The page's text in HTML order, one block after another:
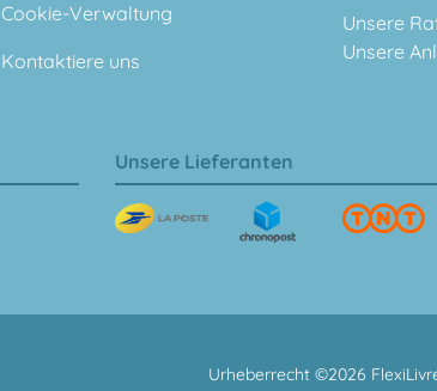
Cookie-Verwaltung
Kontaktiere uns
Unsere
Unsere
Unsere Lieferanten
Urheberrecht ©2026